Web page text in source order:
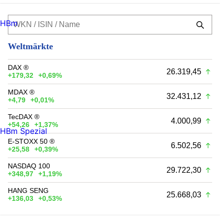
Weltmärkte
DAX ®
+179,32
+0,69% 26.319,45
MDAX ®
+4,79
+0,01% 32.431,12
TecDAX ®
+54,26
+1,37% 4.000,99
E-STOXX 50 ®
+25,58
+0,39% 6.502,56
NASDAQ 100
+348,97
+1,19% 29.722,30
HANG SENG
+136,03
+0,53% 25.668,03
HBm
HBm Spezial